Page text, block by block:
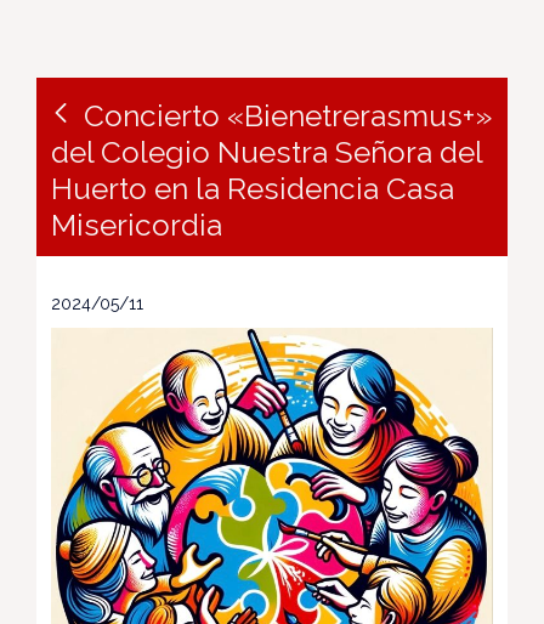
Concierto «Bienetrerasmus+»
del Colegio Nuestra Señora del
Huerto en la Residencia Casa
Misericordia
2024/05/11